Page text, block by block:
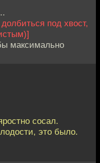
под хвост,
максимально
сосал.
это было.